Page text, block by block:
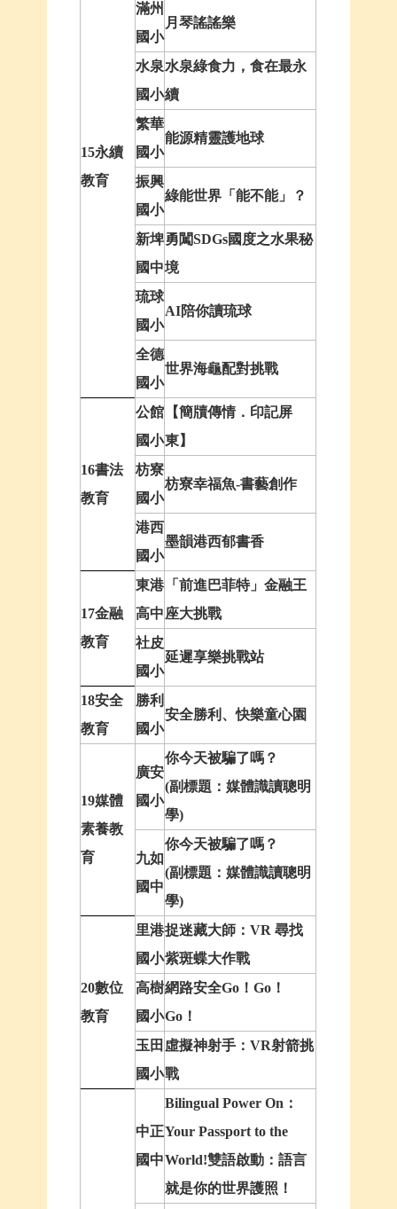
15永續
教育
滿州
國小
月琴謠謠樂
水泉
國小
水泉綠食力，食在最永
續
繁華
國小
能源精靈護地球
振興
國小
綠能世界「能不能」？
新埤
國中
勇闖SDGs國度之水果秘
境
琉球
國小
AI陪你讀琉球
全德
國小
世界海龜配對挑戰
16書法
教育
公館
國小
【簡牘傳情．印記屏
東】
枋寮
國小
枋寮幸福魚-書藝創作
港西
國小
墨韻港西郁書香
17金融
教育
東港
高中
「前進巴菲特」金融王
座大挑戰
社皮
國小
延遲享樂挑戰站
18安全
教育
勝利
國小
安全勝利、快樂童心園
19媒體
素養教
育
廣安
國小
你今天被騙了嗎？
(副標題：媒體識讀聰明
學)
九如
國中
你今天被騙了嗎？
(副標題：媒體識讀聰明
學)
20數位
教育
里港
國小
捉迷藏大師：VR 尋找
紫斑蝶大作戰
高樹
國小
網路安全Go！Go！
Go！
玉田
國小
虛擬神射手：VR射箭挑
戰
中正
國中
Bilingual Power On ：
Your Passport to the
World!雙語啟動：語言
就是你的世界護照！